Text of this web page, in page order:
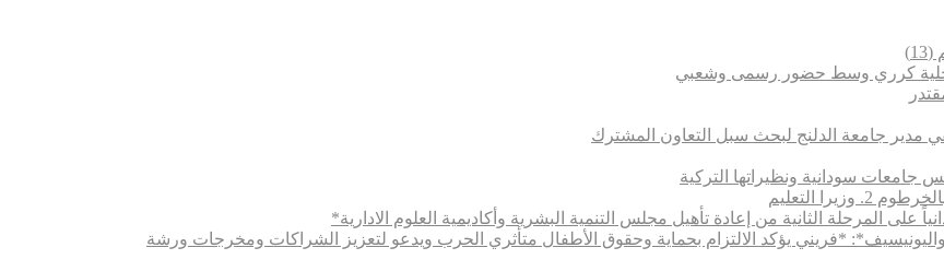
بمحلية كرري وسط حضور رسمى وشعبي
مدير جامعة الدلنج لبحث سبل التعاون المشترك
جامعات سودانية ونظيراتها التركية
التعليم
على المرحلة الثانية من إعادة تأهيل مجلس التنمية البشرية وأكاديمية العلوم الادارية*
*​فريني يؤكد الالتزام بحماية وحقوق الأطفال متأثري الحرب ويدعو لتعزيز الشراكات ومخرجات ورشة